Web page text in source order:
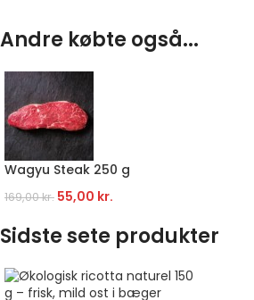
Andre købte også...
Wagyu Steak 250 g
169,00kr. 55,00 kr.
Sidste sete produkter